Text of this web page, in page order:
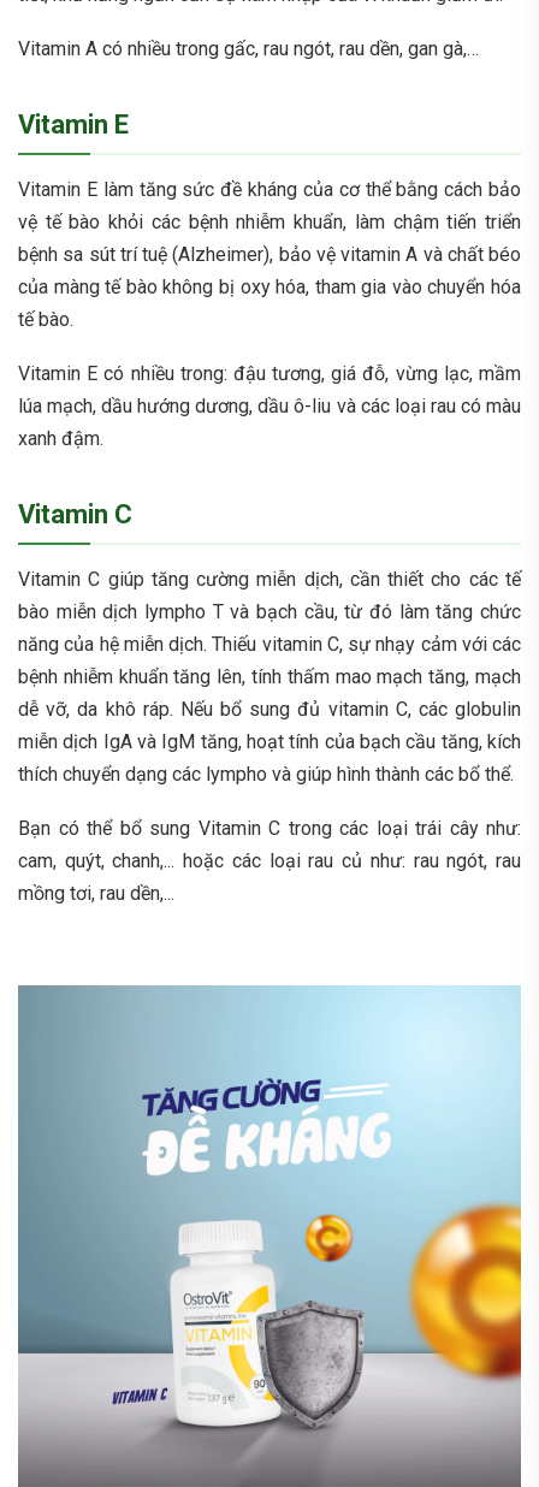
Vitamin A có nhiều trong gấc, rau ngót, rau dền, gan gà,…
Vitamin E
Vitamin E làm tăng sức đề kháng của cơ thể bằng cách bảo
vệ tế bào khỏi các bệnh nhiễm khuẩn, làm chậm tiến triển
bệnh sa sút trí tuệ (Alzheimer), bảo vệ vitamin A và chất béo
của màng tế bào không bị oxy hóa, tham gia vào chuyển hóa
tế bào.
Vitamin E có nhiều trong: đậu tương, giá đỗ, vừng lạc, mầm
lúa mạch, dầu hướng dương, dầu ô-liu và các loại rau có màu
xanh đậm.
Vitamin C
Vitamin C giúp tăng cường miễn dịch, cần thiết cho các tế
bào miễn dịch lympho T và bạch cầu, từ đó làm tăng chức
năng của hệ miễn dịch. Thiếu vitamin C, sự nhạy cảm với các
bệnh nhiễm khuẩn tăng lên, tính thấm mao mạch tăng, mạch
dễ vỡ, da khô ráp. Nếu bổ sung đủ vitamin C, các globulin
miễn dịch IgA và IgM tăng, hoạt tính của bạch cầu tăng, kích
thích chuyển dạng các lympho và giúp hình thành các bổ thể.
Bạn có thể bổ sung Vitamin C trong các loại trái cây như:
cam, quýt, chanh,... hoặc các loại rau củ như: rau ngót, rau
mồng tơi, rau dền,...